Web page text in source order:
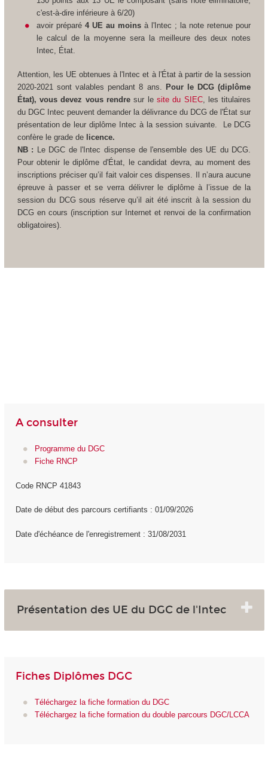
c'est-à-dire inférieure à 6/20)
avoir préparé4 UE au moins à l'Intec ; la note retenue pour
le calcul de la moyenne sera la meilleure des deux notes
Intec, État.
Attention, les UE obtenues à l'Intec et à l'État à partir de la session
2020-2021 sont valables pendant 8 ans. Pour le DCG (diplôme
État), vous devez vous rendresur lesite du SIEC, les titulaires
du DGC Intec peuvent demander la délivrance du DCG de l'État sur
présentation de leur diplôme Intec à la session suivante.
Le DCG
confère le grade de licence.
NB : Le DGC de l'Intec dispense de l'ensemble des UE du DCG.
Pour obtenir le diplôme d'État, le candidat devra, au moment des
inscriptions préciser qu’il fait valoir ces dispenses. Il n’aura aucune
épreuve à passer et se verra délivrer le diplôme à l’issue de la
session du DCG sous réserve qu’il ait été inscrit à la session du
DCG en cours (inscription sur Internet et renvoi de la confirmation
obligatoires).
A consulter
Programme du DGC
Fiche RNCP
Code RNCP 41843
Date de début des parcours certifiants : 01/09/2026
Date d'échéance de l'enregistrement : 31/08/2031
Présentation des UE du DGC de l'Intec
Fiches Diplômes DGC
Téléchargez la fiche formation du DGC
Téléchargez la fiche formation du double parcours DGC/LCCA